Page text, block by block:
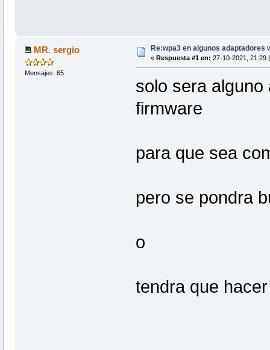
MR. sergio
Mensajes: 65
Re:wpa3 en algunos adaptadores
« Respuesta #1 en: 27-10-2021, 21:29
solo sera alguno
firmware
para que sea
pero se pondra
o
tendra que